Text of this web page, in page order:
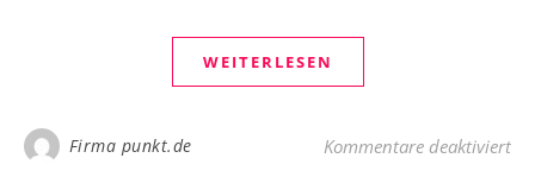
WEITERLESEN
Firma punkt.de Kommentare deaktiviertfür